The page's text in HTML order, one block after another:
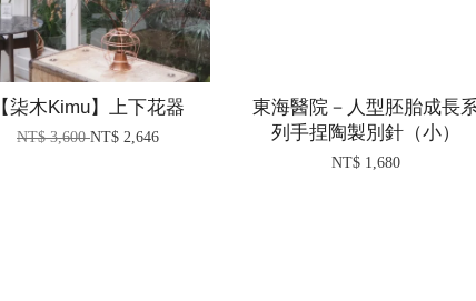
【柒木Kimu】上下花器
NT$ 3,600NT$ 2,646
東海醫院－人型胚胎成長
列手捏陶製別針（小）
NT$ 1,680